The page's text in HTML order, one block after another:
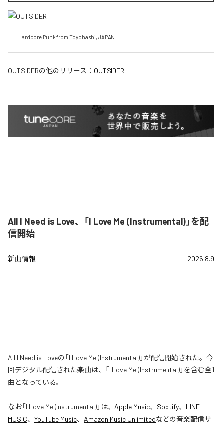
Hardcore Punk from Toyohashi, JAPAN
OUTSIDERの他のリリース： OUTSIDER
All I Need is Love、「I Love Me (Instrumental)」を配
信開始
新曲情報 2026.8.9
All I Need is Loveの「I Love Me (Instrumental)」が配信開始された。今
回デジタル配信された楽曲は、「I Love Me (Instrumental)」を含む全1
曲となっている。
なお「I Love Me (Instrumental)」は、 Apple Music、 Spotify、 LINE
MUSIC、 YouTube Music、 Amazon Music Unlimitedなどの音楽配信サ